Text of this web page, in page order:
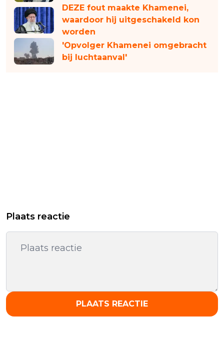
DEZE fout maakte Khamenei,
waardoor hij uitgeschakeld kon
worden
'Opvolger Khamenei omgebracht
bij luchtaanval'
Plaats reactie
PLAATS REACTIE